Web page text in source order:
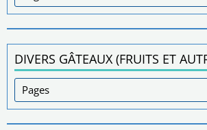
DIVERS GÂTEAUX (FRUITS ET